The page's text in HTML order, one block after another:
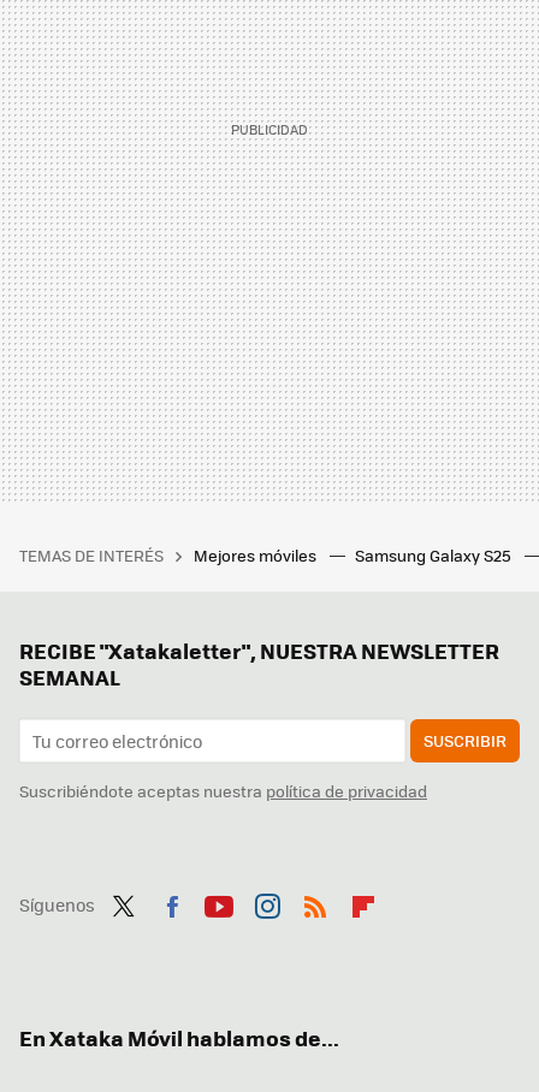
TEMAS DE INTERÉS Mejores móviles Samsung Galaxy S25
RECIBE "Xatakaletter", NUESTRA NEWSLETTER
SEMANAL
SUSCRIBIR
Suscribiéndote aceptas nuestra política de privacidad
Síguenos
En Xataka Móvil hablamos de...